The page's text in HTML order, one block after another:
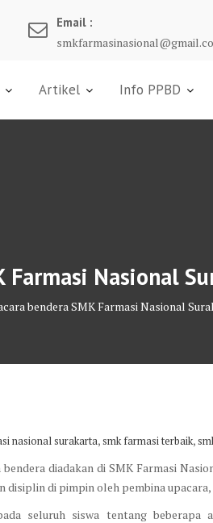
Email :
Artikel Info PPBD
Farmasi Nasional
bendera SMK Farmasi Nasional
nasional surakarta,smk farmasi terbaik,
bendera diadakan di SMK Farmasi
disiplin di pimpin oleh pembina
seluruh siswa tentang beberapa